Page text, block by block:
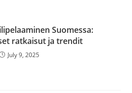
Suomessa:
ratkaisut ja trendit
July 9, 2025